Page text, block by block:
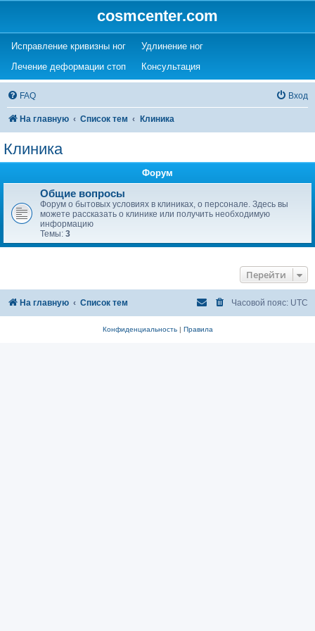
cosmcenter.com
Исправление кривизны ног(Opens a new tab)
Удлинение ног(Opens a new tab)
Лечение деформации стоп(Opens a new tab)
Консультация(Opens a new tab)
FAQ Вход
На главную Список тем Клиника
Клиника
Форум
Общие вопросы
Форум о бытовых условиях в клиниках, о персонале. Здесь вы
можете рассказать о клинике или получить необходимую
информацию
Темы: 3
Перейти
На главную Список тем Часовой пояс: UTC
Конфиденциальность| Правила